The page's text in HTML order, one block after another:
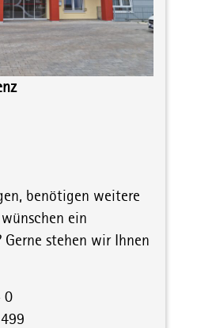
benötigen weitere
ein
Gerne stehen wir Ihnen
0